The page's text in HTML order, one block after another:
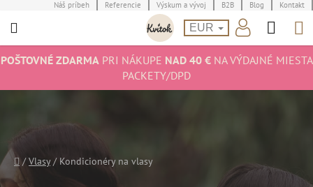
na
Náš príbeh Referencie Výskum a vývoj B2B Blog Kontakt
EUR
POŠTOVNÉ ZDARMAPRI NÁKUPE NAD 40 €NA VÝDAJNÉ MIESTA
PACKETY/DPD
Domov
/ Vlasy / Kondicionéry na vlasy